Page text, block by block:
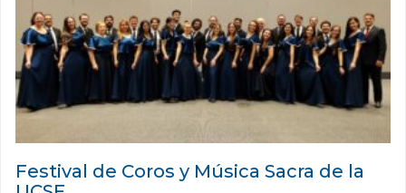
Festival de Coros y Música Sacra de la